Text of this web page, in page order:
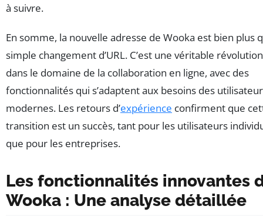
à suivre.
En somme, la nouvelle adresse de Wooka est bien plus
simple changement d’URL. C’est une véritable révolution
dans le domaine de la collaboration en ligne, avec des
fonctionnalités qui s’adaptent aux besoins des
modernes. Les retours d’expérience confirment que
transition est un succès, tant pour les utilisateurs
que pour les entreprises.
Les fonctionnalités innovantes
Wooka : Une analyse détaillée